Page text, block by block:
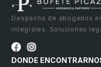
Despacho de abogados
integrales. Soluciones
DONDE